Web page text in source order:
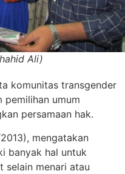
Ali)
komunitas transgender
pemilihan umum
persamaan hak.
mengatakan
banyak hal untuk
selain menari atau